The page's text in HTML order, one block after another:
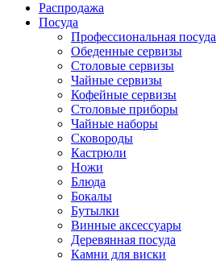
Распродажа
Посуда
Профессиональная посуда
Обеденные сервизы
Столовые сервизы
Чайные сервизы
Кофейные сервизы
Столовые приборы
Чайные наборы
Сковороды
Кастрюли
Ножи
Блюда
Бокалы
Бутылки
Винные аксессуары
Деревянная посуда
Камни для виски